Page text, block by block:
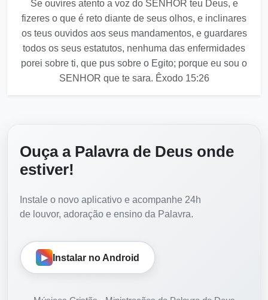
Se ouvires atento a voz do SENHOR teu Deus, e
fizeres o que é reto diante de seus olhos, e inclinares
os teus ouvidos aos seus mandamentos, e guardares
todos os seus estatutos, nenhuma das enfermidades
porei sobre ti, que pus sobre o Egito; porque eu sou o
Ouça a Palavra de Deus onde
estiver!
Instale o novo aplicativo e acompanhe 24h